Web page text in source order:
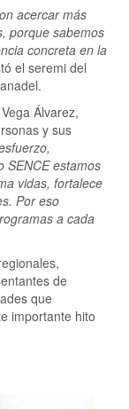
acercar más
porque sabemos
concreta en la
el seremi del
Álvarez,
y sus
SENCE estamos
vidas, fortalece
Por eso
a cada
de
que
importante hito